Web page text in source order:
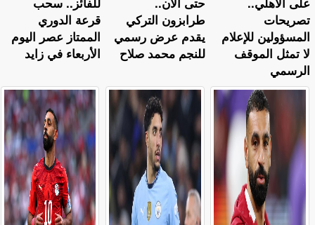
قرعة الدوري
الممتاز عصر اليوم
الأربعاء في زايد
طرابزون التركي
يقدم عرض رسمي
للنجم محمد صلاح
تصريحات
المسؤولين للإعلام
لا تمثل الموقف
الرسمي